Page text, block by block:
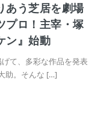
あう芝居を劇場
ロ！主宰・塚
ン』始動
て、多彩な作品を発表
助。そんな […]